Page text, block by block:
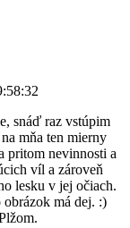
snáď raz vstúpim
mňa ten mierny
pritom nevinnosti a
víl a zároveň
lesku v jej očiach.
má dej. :)